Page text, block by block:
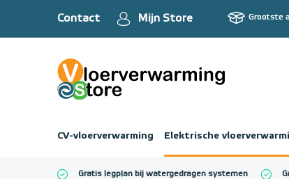
Contact Mijn Store Grootste
CV-vloerverwarming Elektrische
Gratis legplan bij watergedragen systemen